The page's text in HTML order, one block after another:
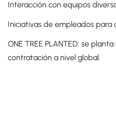
Interacción con equipos
Iniciativas de empleados para
ONE TREE PLANTED: se
contratación a nivel global.